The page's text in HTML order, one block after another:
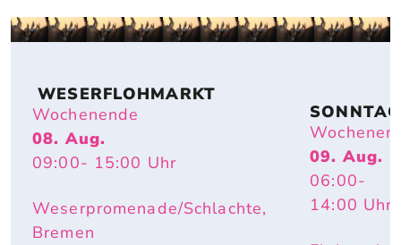
WESERFLOHMARKT
Wochenende
08. Aug.
09:00- 15:00 Uhr
Weserpromenade/Schlachte,
Bremen
T
09. Aug.
06:00-
14:00 Uhr